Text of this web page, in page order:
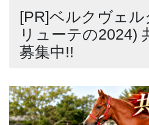
[PR]ベルクヴェ
リューテの2024)
募集中!!